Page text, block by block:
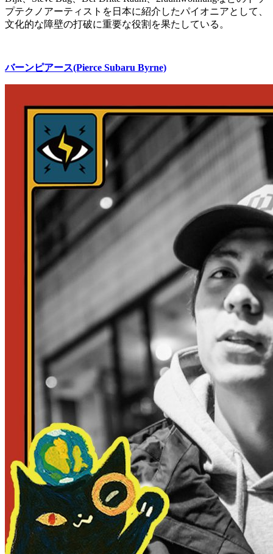
プテクノアーティストを日本に紹介したパイオニアとして、
文化的な障壁の打破に重要な役割を果たしている。
バーンピアース(Pierce Subaru Byrne)